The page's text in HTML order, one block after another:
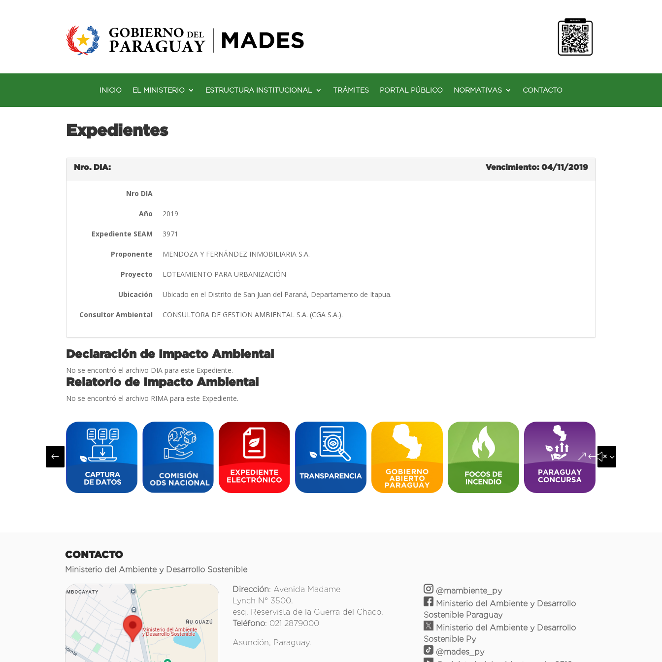
INICIO EL MINISTERIO ESTRUCTURA INSTITUCIONAL TRÁMITES PORTAL PÚBLICO NORMATIVAS CONTACTO
Expedientes
Nro. DIA: Vencimiento: 04/11/2019
Nro DIA
Año 2019
Expediente SEAM 3971
Proponente MENDOZA Y FERNÁNDEZ INMOBILIARIA S.A.
Proyecto LOTEAMIENTO PARA URBANIZACIÓN
Ubicación Ubicado en el Distrito de San Juan del Paraná, Departamento de Itapua.
Consultor Ambiental CONSULTORA DE GESTION AMBIENTAL S.A. (CGA S.A.).
Declaración de Impacto Ambiental
No se encontró el archivo DIA para este Expediente.
Relatorio de Impacto Ambiental
No se encontró el archivo RIMA para este Expediente.
# &#x35;
CONTACTO
Ministerio del Ambiente y Desarrollo Sostenible
Dirección: Avenida Madame
Lynch N° 3500.
esq. Reservista de la Guerra del Chaco.
Teléfono: 021 2879000
Asunción, Paraguay.
@mambiente_py
Ministerio del Ambiente y Desarrollo
Sostenible Paraguay
Ministerio del Ambiente y Desarrollo
Sostenible Py
@mades_py